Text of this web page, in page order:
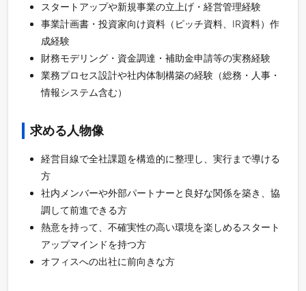
スタートアップや新規事業の立上げ・経営管理経験
事業計画書・投資家向け資料（ピッチ資料、IR資料）作
成経験
財務モデリング・資金調達・補助金申請等の実務経験
業務プロセス設計や社内体制構築の経験（総務・人事・
情報システム含む）
求める人物像
経営目線で全社課題を構造的に整理し、実行まで導ける
方
社内メンバーや外部パートナーと良好な関係を築き、協
調して前進できる方
熱意を持って、不確実性の高い環境を楽しめるスタート
アップマインドを持つ方
オフィスへの出社に前向きな方